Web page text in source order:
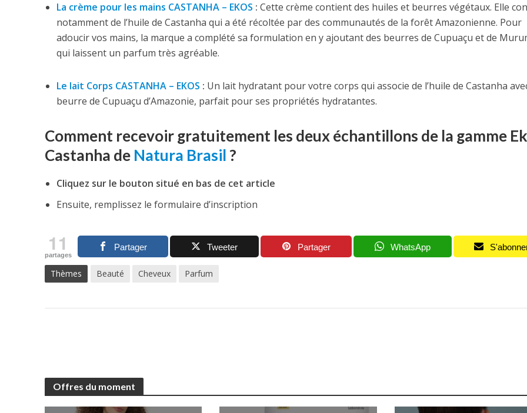
La crème pour les mains CASTANHA – EKOS : Cette crème contient des huiles et beurres végétaux. Elle
notamment de l’huile de Castanha qui a été récoltée par des communautés de la forêt Amazonienne. Pour
adoucir vos mains, la marque a complété sa formulation en y ajoutant des beurres de Cupuaçu et de
qui laissent un parfum très agréable.
Le lait Corps CASTANHA – EKOS : Un lait hydratant pour votre corps qui associe de l’huile de Castanha
beurre de Cupuaçu d’Amazonie, parfait pour ses propriétés hydratantes.
Comment recevoir gratuitement les deux échantillons de la gamme
Castanha de Natura Brasil ?
Cliquez sur le bouton situé en bas de cet article
Ensuite, remplissez le formulaire d’inscription
11
partages
Partager Tweeter Partager WhatsApp
Thèmes Beauté Cheveux Parfum
Offres du moment